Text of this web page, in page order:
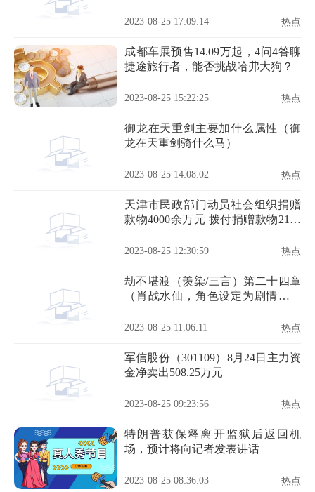
2023-08-25 17:09:14 热点
成都车展预售14.09万起，4问4答聊
捷途旅行者，能否挑战哈弗大狗？
2023-08-25 15:22:25 热点
御龙在天重剑主要加什么属性（御
龙在天重剑骑什么马）
2023-08-25 14:08:02 热点
天津市民政部门动员社会组织捐赠
款物4000余万元 拨付捐赠款物2100
2023-08-25 12:30:59 热点
劫不堪渡（羡染/三言）第二十四章
（肖战水仙，角色设定为剧情，勿
2023-08-25 11:06:11 热点
军信股份（301109）8月24日主力资
金净卖出508.25万元
2023-08-25 09:23:56 热点
特朗普获保释离开监狱后返回机
场，预计将向记者发表讲话
2023-08-25 08:36:03 热点